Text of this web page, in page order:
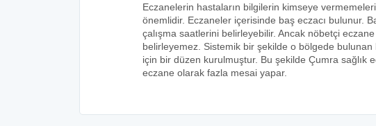
Eczanelerin hastaların bilgilerin kimseye
önemlidir. Eczaneler içerisinde baş eczacı bulunur.
çalışma saatlerini belirleyebilir. Ancak nöbetçi
belirleyemez. Sistemik bir şekilde o bölgede
için bir düzen kurulmuştur. Bu şekilde Çumra sağlık
eczane olarak fazla mesai yapar.